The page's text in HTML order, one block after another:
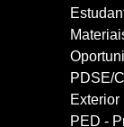
PDSE/
Exterior
PED -